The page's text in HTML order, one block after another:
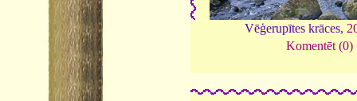
Vēģerupītes krāces,
Komentēt (0)